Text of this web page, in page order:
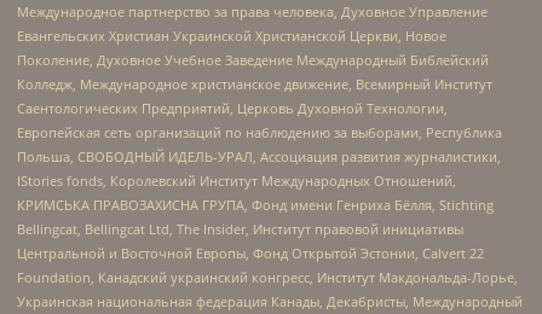
Международное партнерство за права человека, Духовное Управление
Евангельских Христиан Украинской Христианской Церкви, Новое
Поколение, Духовное Учебное Заведение Международный Библейский
Колледж, Международное христианское движение, Всемирный Институт
Саентологических Предприятий, Церковь Духовной Технологии,
Европейская сеть организаций по наблюдению за выборами, Республика
Польша, СВОБОДНЫЙ ИДЕЛЬ-УРАЛ, Ассоциация развития журналистики,
IStories fonds, Королевский Институт Международных Отношений,
КРИМСЬКА ПРАВОЗАХИСНА ГРУПА, Фонд имени Генриха Бёлля, Stichting
Bellingcat, Bellingcat Ltd, The Insider, Институт правовой инициативы
Центральной и Восточной Европы, Фонд Открытой Эстонии, Calvert 22
Foundation, Канадский украинский конгресс, Институт Макдональда-Лорье,
Украинская национальная федерация Канады, Декабристы, Международный